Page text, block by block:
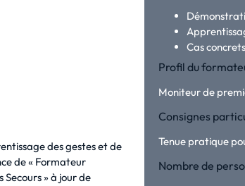
des gestes et de
de « Formateur
» à jour de
Cas
Profil du
Moniteur de
Consignes
Tenue pratique
Nombre de